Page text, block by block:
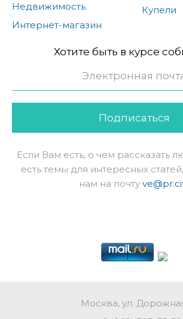
Недвижимость
Интернет-магазин
Купели
Хотите быть в курсе
Подписаться
Если Вам есть, о чем рассказать
есть темы для интересных
нам на почту
Москва, ул.